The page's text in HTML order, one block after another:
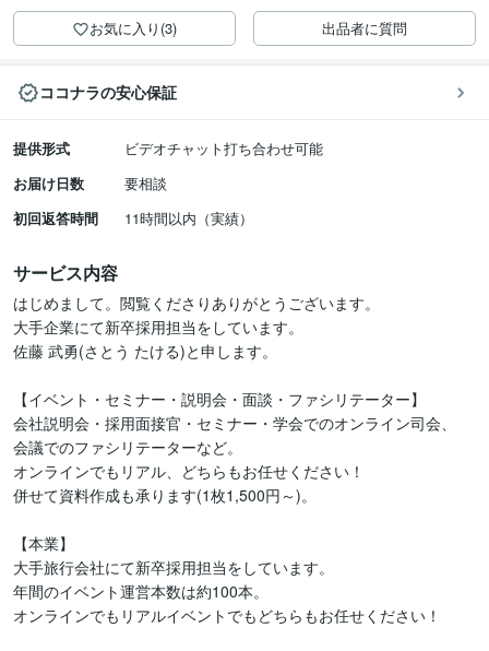
お気に入り(3) 出品者に質問
ココナラの安心保証
提供形式
ビデオチャット打ち合わせ可能
お届け日数
要相談
初回返答時間
11時間以内（実績）
サービス内容
はじめまして。閲覧くださりありがとうございます。
大手企業にて新卒採用担当をしています。
佐藤 武勇(さとう たける)と申します。
【イベント・セミナー・説明会・面談・ファシリテーター】
会社説明会・採用面接官・セミナー・学会でのオンライン司会、
会議でのファシリテーターなど。
オンラインでもリアル、どちらもお任せください！
併せて資料作成も承ります(1枚1,500円～)。
【本業】
大手旅行会社にて新卒採用担当をしています。
年間のイベント運営本数は約100本。
オンラインでもリアルイベントでもどちらもお任せください！